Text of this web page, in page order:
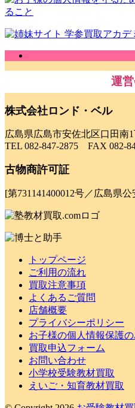
運
株式会社ロンド・ベル
広島県広島市安佐北区口田南1
TEL 082-847-2875 FAX 082-
古物商許可証
[第731141400012号／広島県
トップページ
ご利用の流れ
買取注意事項
よくあるご質問
店舗概要
プライバシーポリシー
お子様の個人情報保護の
買取申込フォーム
お問い合わせ
小学校受験教材買取
えいご・知育教材買取